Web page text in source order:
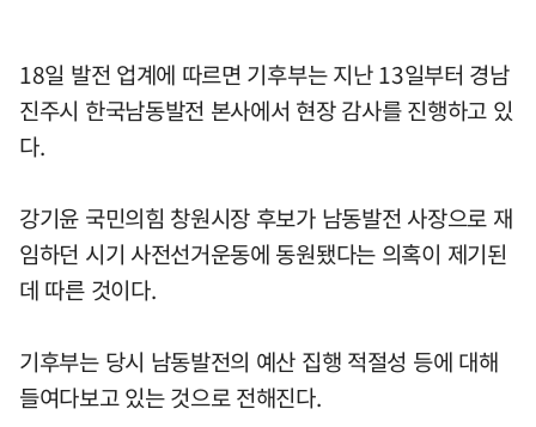
18일 발전 업계에 따르면 기후부는 지난 13일부터 경남
진주시 한국남동발전 본사에서 현장 감사를 진행하고 있
다.
강기윤 국민의힘 창원시장 후보가 남동발전 사장으로 재
임하던 시기 사전선거운동에 동원됐다는 의혹이 제기된
데 따른 것이다.
기후부는 당시 남동발전의 예산 집행 적절성 등에 대해
들여다보고 있는 것으로 전해진다.